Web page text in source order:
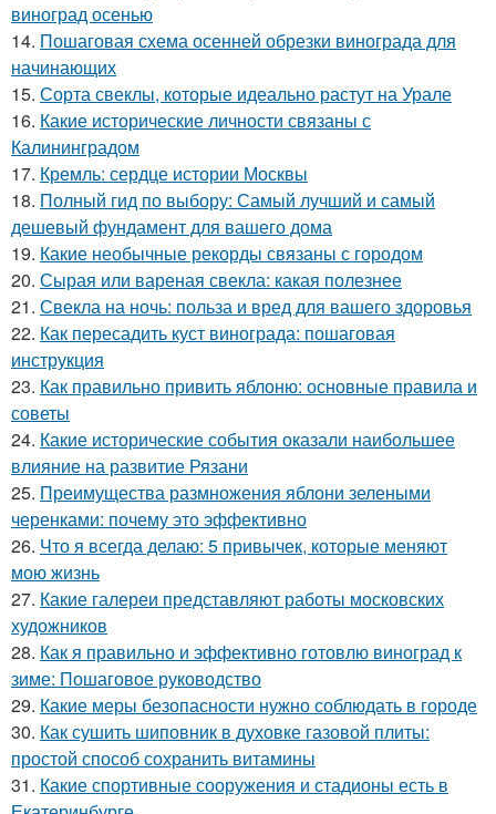
виноград осенью
14. Пошаговая схема осенней обрезки винограда для
начинающих
15. Сорта свеклы, которые идеально растут на Урале
16. Какие исторические личности связаны с
Калининградом
17. Кремль: сердце истории Москвы
18. Полный гид по выбору: Самый лучший и самый
дешевый фундамент для вашего дома
19. Какие необычные рекорды связаны с городом
20. Сырая или вареная свекла: какая полезнее
21. Свекла на ночь: польза и вред для вашего здоровья
22. Как пересадить куст винограда: пошаговая
инструкция
23. Как правильно привить яблоню: основные правила и
советы
24. Какие исторические события оказали наибольшее
влияние на развитие Рязани
25. Преимущества размножения яблони зелеными
черенками: почему это эффективно
26. Что я всегда делаю: 5 привычек, которые меняют
мою жизнь
27. Какие галереи представляют работы московских
художников
28. Как я правильно и эффективно готовлю виноград к
зиме: Пошаговое руководство
29. Какие меры безопасности нужно соблюдать в городе
30. Как сушить шиповник в духовке газовой плиты:
простой способ сохранить витамины
31. Какие спортивные сооружения и стадионы есть в